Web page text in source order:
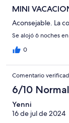
MINI
Aconsejable. La
Se alojó 6 noches
0
Comentario
6/10 Normal
Yenni
16 de jul de 2024